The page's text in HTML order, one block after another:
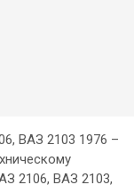
ВАЗ 2103 1976 –
2106, ВАЗ 2103,